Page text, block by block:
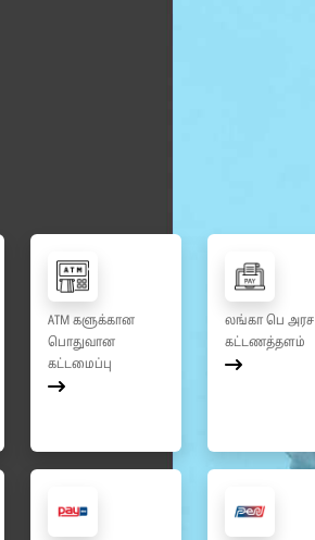
ATM களுக்கான
பொதுவான
கட்டமைப்பு
லங்கா பெ அரச
கட்டணத்தளம்